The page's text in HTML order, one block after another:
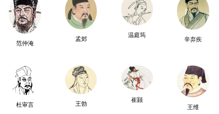
范仲淹
孟郊
温庭筠
辛弃疾
杜审言 王勃
崔颢
王维